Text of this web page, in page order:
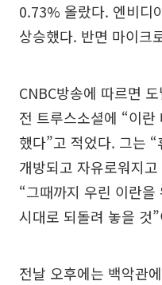
0.73% 올랐다. 엔비디
상승했다. 반면 마이크
CNBC방송에 따르면
전 트루스소셜에 “이
했다”고 적었다. 그는
개방되고 자유로워지
“그때까지 우린 이란
시대로 되돌려 놓을 것
전날 오후에는 백악관